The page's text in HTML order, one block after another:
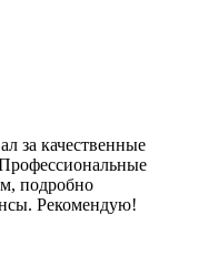
за качественные
подробно
Рекомендую!